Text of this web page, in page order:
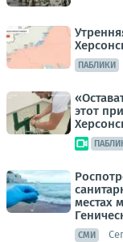
ПАБЛИКИ
этот
местах
СМИ